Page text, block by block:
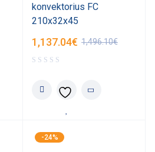
konvektorius FC
210x32x45
1,496.10€
1,137.04€
-24%